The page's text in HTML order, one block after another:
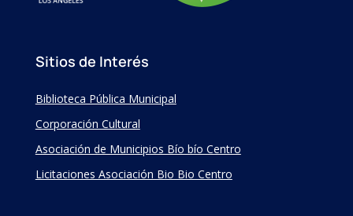
Sitios de Interés
Biblioteca Pública Municipal
Corporación Cultural
Asociación de Municipios Bío bío Centro
Licitaciones Asociación Bio Bio Centro